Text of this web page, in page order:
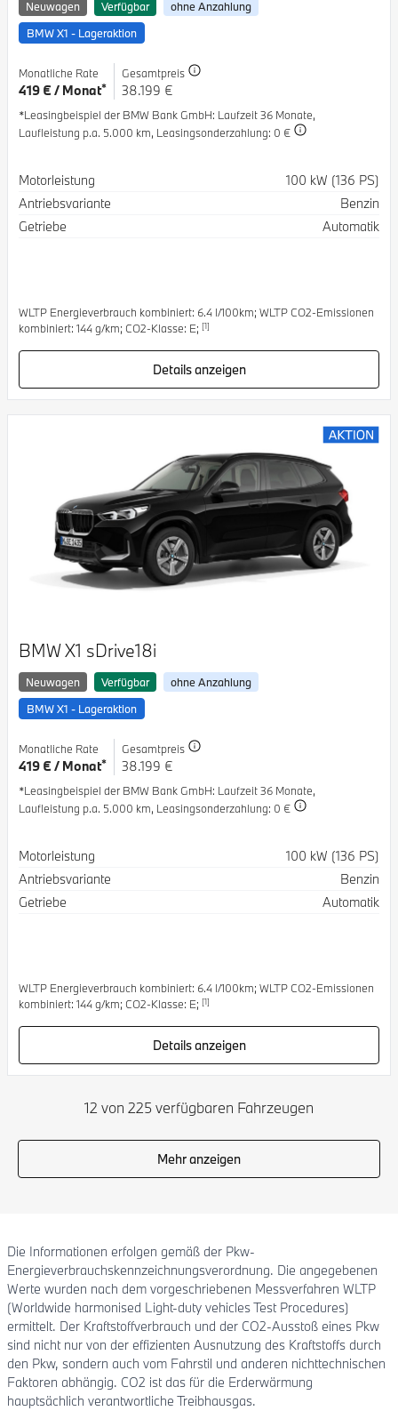
Neuwagen Verfügbar
ohne Anzahlung
BMW X1 - Lageraktion
Monatliche Rate
419 € / Monat*
Gesamtpreis
38.199 €
*Leasingbeispiel der BMW Bank GmbH: Laufzeit 36 Monate,
Laufleistung p.a. 5.000 km, Leasingsonderzahlung: 0 €
Spezifikation
Motorleistung
100 kW (136 PS)
Antriebsvariante
Benzin
Getriebe
Automatik
WLTP Energieverbrauch kombiniert: 6.4 l/100km; WLTP CO2-Emissionen
kombiniert: 144 g/km; CO2-Klasse: E; [1]
Details anzeigen
BMW X1 sDrive18i
Neuwagen Verfügbar
ohne Anzahlung
BMW X1 - Lageraktion
Monatliche Rate
419 € / Monat*
Gesamtpreis
38.199 €
*Leasingbeispiel der BMW Bank GmbH: Laufzeit 36 Monate,
Laufleistung p.a. 5.000 km, Leasingsonderzahlung: 0 €
Spezifikation
Motorleistung
100 kW (136 PS)
Antriebsvariante
Benzin
Getriebe
Automatik
WLTP Energieverbrauch kombiniert: 6.4 l/100km; WLTP CO2-Emissionen
kombiniert: 144 g/km; CO2-Klasse: E; [1]
Details anzeigen
12 von 225 verfügbaren Fahrzeugen
Mehr anzeigen
Die Informationen erfolgen gemäß der Pkw-
Energieverbrauchskennzeichnungsverordnung. Die angegebenen
Werte wurden nach dem vorgeschriebenen Messverfahren WLTP
(Worldwide harmonised Light-duty vehicles Test Procedures)
ermittelt. Der Kraftstoffverbrauch und der CO2-Ausstoß eines Pkw
sind nicht nur von der effizienten Ausnutzung des Kraftstoffs durch
den Pkw, sondern auch vom Fahrstil und anderen nichttechnischen
Faktoren abhängig. CO2 ist das für die Erderwärmung
hauptsächlich verantwortliche Treibhausgas.